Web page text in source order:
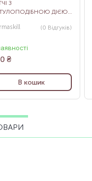
З
ДІЄЮ
PATCHES, 5 ПАР
(0 Відгуків)
₴
В кошик